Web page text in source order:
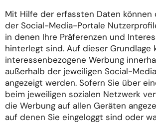
Mit Hilfe der erfassten Daten können
der Social-Media-Portale
in denen Ihre Präferenzen und
hinterlegt sind. Auf dieser Grundlage
interessenbezogene Werbung
außerhalb der jeweiligen Social-
angezeigt werden. Sofern Sie über
beim jeweiligen sozialen Netzwerk
die Werbung auf allen Geräten
auf denen Sie eingeloggt sind oder